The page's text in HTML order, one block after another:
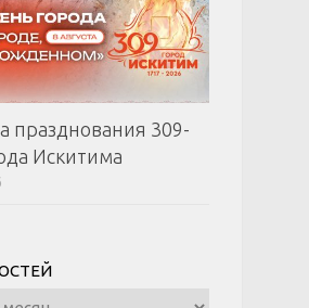
празднования 309-
Искитима